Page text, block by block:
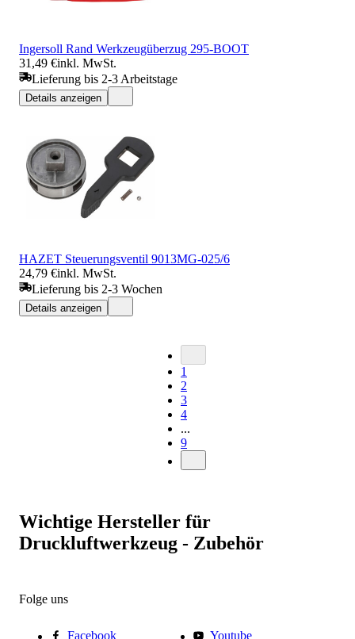
Ingersoll Rand Werkzeugüberzug 295-BOOT
31,49 €inkl. MwSt.
Lieferung bis 2-3 Arbeitstage
Details anzeigen
HAZET Steuerungsventil 9013MG-025/6
24,79 €inkl. MwSt.
Lieferung bis 2-3 Wochen
Details anzeigen
1
2
3
4
...
9
Wichtige Hersteller für
Druckluftwerkzeug - Zubehör
Folge uns
Facebook Youtube